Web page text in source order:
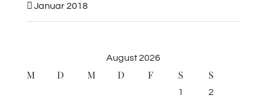
Januar 2018
August 2026
M D M D F S S
1
2